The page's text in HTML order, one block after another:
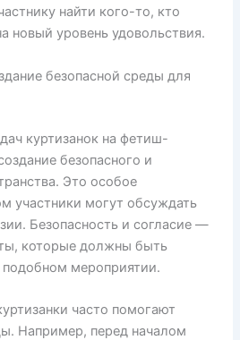
найти кого-то, кто
новый уровень удовольствия.
безопасной среды для
куртизанок на фетиш-
безопасного и
Это особое
участники могут обсуждать
Безопасность и согласие —
которые должны быть
мероприятии.
часто помогают
Например, перед началом